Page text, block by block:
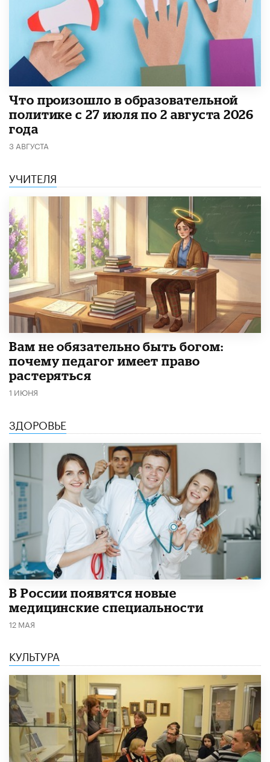
​Что произошло в образовательной
политике с 27 июля по 2 августа 2026
года
3 АВГУСТА
УЧИТЕЛЯ
​Вам не обязательно быть богом:
почему педагог имеет право
растеряться
1 ИЮНЯ
ЗДОРОВЬЕ
В России появятся новые
медицинские специальности
12 МАЯ
КУЛЬТУРА